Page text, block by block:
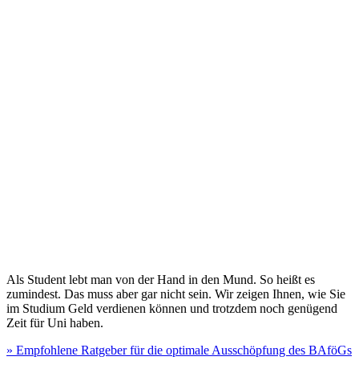
Als Student lebt man von der Hand in den Mund. So heißt es
zumindest. Das muss aber gar nicht sein. Wir zeigen Ihnen, wie Sie
im Studium Geld verdienen können und trotzdem noch genügend
Zeit für Uni haben.
» Empfohlene Ratgeber für die optimale Ausschöpfung des BAföGs